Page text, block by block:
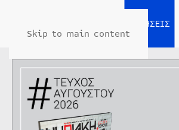
Skip to main content
ΕΙΔΗΣΕΙΣ